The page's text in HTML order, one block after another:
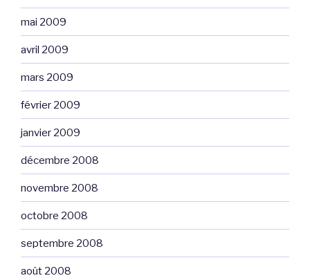
mai 2009
avril 2009
mars 2009
février 2009
janvier 2009
décembre 2008
novembre 2008
octobre 2008
septembre 2008
août 2008